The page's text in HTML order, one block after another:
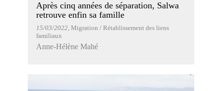
Après cinq années de séparation, Salwa
retrouve enfin sa famille
15/03/2022, Migration / Rétablissement des liens
familiaux
Anne-Hélène Mahé